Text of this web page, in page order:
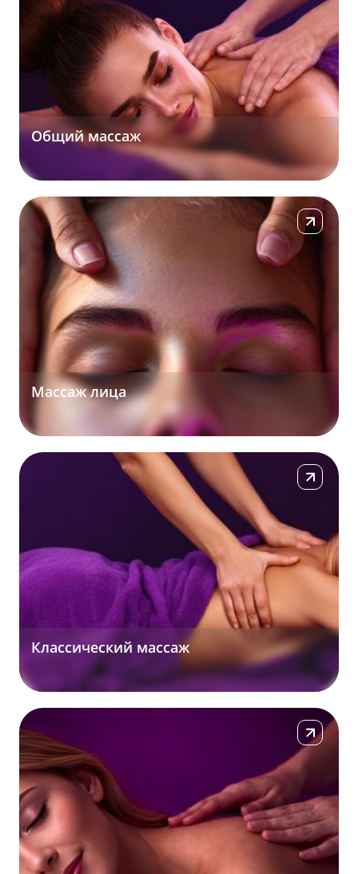
Общий массаж
Массаж лица
Подробнее
Классический массаж
Подробнее
Подробнее